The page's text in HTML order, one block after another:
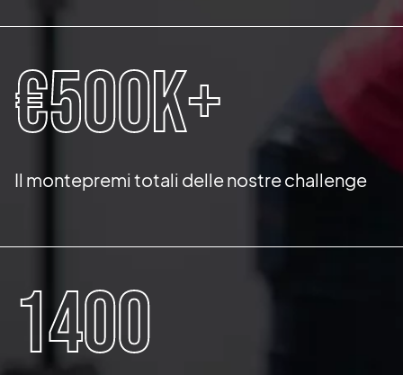
€500K+
Il montepremi totali delle nostre challenge
1400